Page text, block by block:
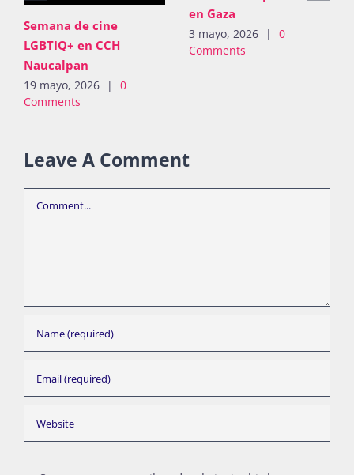
Semana de cine
LGBTIQ+ en CCH
Naucalpan
19 mayo, 2026 |
0
Comments
en Gaza
3 mayo, 2026 |
0
Comments
Leave A Comment
Comment